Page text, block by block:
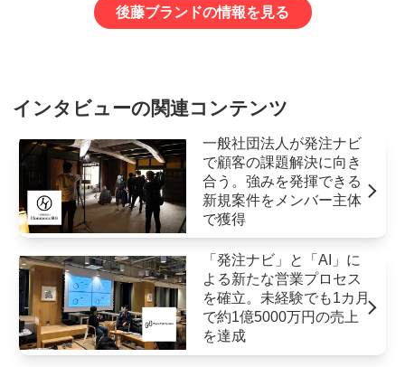
後藤ブランドの情報を見る
インタビューの関連コンテンツ
一般社団法人が発注ナビ
で顧客の課題解決に向き
合う。強みを発揮できる
新規案件をメンバー主体
で獲得
「発注ナビ」と「AI」に
よる新たな営業プロセス
を確立。未経験でも1カ月
で約1億5000万円の売上
を達成